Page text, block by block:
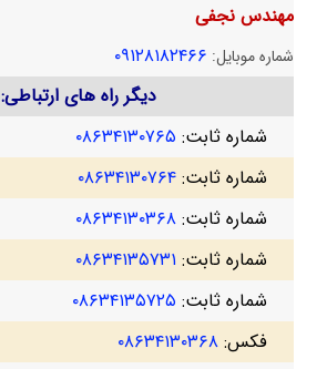
مهندس نجفی
شماره موبایل: ۰۹۱۲۸۱۸۲۴۶۶
دیگر راه های ارتباطی:
شماره ثابت: ۰۸۶۳۴۱۳۰۷۶۵
شماره ثابت: ۰۸۶۳۴۱۳۰۷۶۴
شماره ثابت: ۰۸۶۳۴۱۳۰۳۶۸
شماره ثابت: ۰۸۶۳۴۱۳۵۷۳۱
شماره ثابت: ۰۸۶۳۴۱۳۵۷۲۵
فکس: ۰۸۶۳۴۱۳۰۳۶۸